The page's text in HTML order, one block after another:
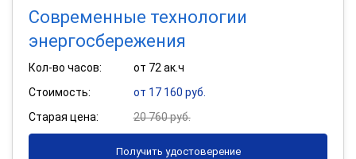
Современные технологии
энергосбережения
Кол-во часов:
от 72 ак.ч
Стоимость:
от 17 160 руб.
Старая цена:
20 760 руб.
Получить удостоверение